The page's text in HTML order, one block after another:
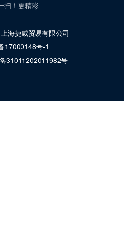
扫！更精彩
海捷威贸易有限公司
17000148号-1
31011202011982号